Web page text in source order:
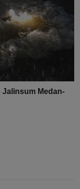
Jalinsum Medan-